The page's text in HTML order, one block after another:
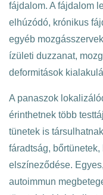
fájdalom. A fájdalom
elhúzódó, krónikus
egyéb
ízületi duzzanat,
deformitások
A panaszok
érinthetnek több
tünetek is
fáradtság,
elszíneződése.
autoimmun